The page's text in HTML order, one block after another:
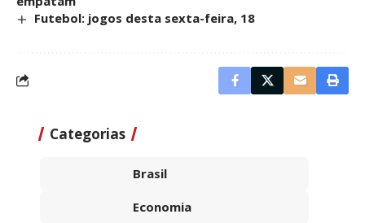
Futebol: jogos desta sexta-feira, 18
Categorias
Brasil
Economia